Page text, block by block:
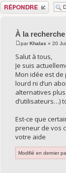
Répondre
À la
parKhalas » 20
Salut à tous,
Je suis
Mon idée est de
lourd ni d’un
alternatives
d’utilisateurs…)
Est-ce que
preneur de vos
votre aide
Modifié en dernier